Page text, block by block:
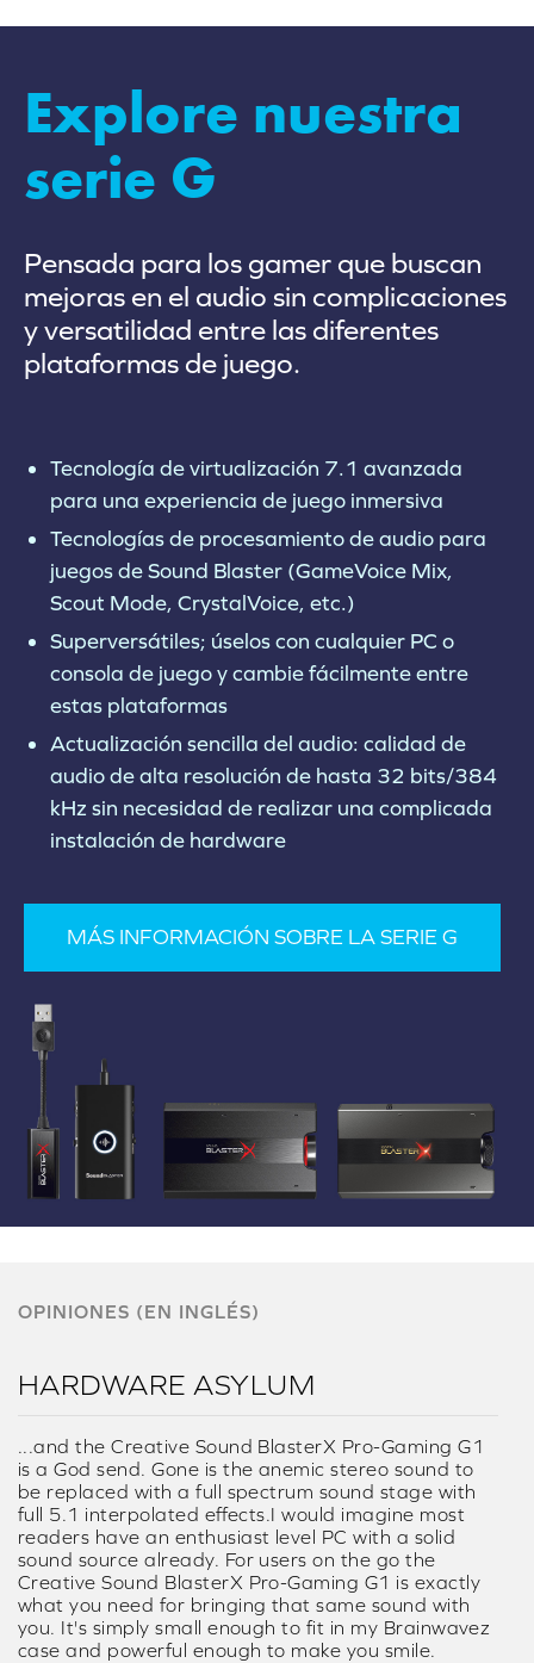
Explore nuestra
serie G
Pensada para los gamer que buscan
mejoras en el audio sin complicaciones
y versatilidad entre las diferentes
plataformas de juego.
Tecnología de virtualización 7.1 avanzada
para una experiencia de juego inmersiva
Tecnologías de procesamiento de audio para
juegos de Sound Blaster (GameVoice Mix,
Scout Mode, CrystalVoice, etc.)
Superversátiles; úselos con cualquier PC o
consola de juego y cambie fácilmente entre
estas plataformas
Actualización sencilla del audio: calidad de
audio de alta resolución de hasta 32 bits/384
kHz sin necesidad de realizar una complicada
instalación de hardware
MÁS INFORMACIÓN SOBRE LA SERIE G
OPINIONES (EN INGLÉS)
HARDWARE ASYLUM
...and the Creative Sound BlasterX Pro-Gaming G1
is a God send. Gone is the anemic stereo sound to
be replaced with a full spectrum sound stage with
full 5.1 interpolated effects.I would imagine most
readers have an enthusiast level PC with a solid
sound source already. For users on the go the
Creative Sound BlasterX Pro-Gaming G1 is exactly
what you need for bringing that same sound with
you. It's simply small enough to fit in my Brainwavez
case and powerful enough to make you smile.